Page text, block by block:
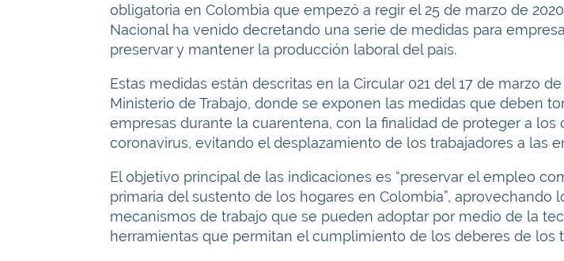
obligatoria en Colombia que empezó a regir el 25 de marzo de
Nacional ha venido decretando una serie de medidas para
preservar y mantener la producción laboral del país.
Estas medidas están descritas en la Circular 021 del 17 de marzo
Ministerio de Trabajo, donde se exponen las medidas que deben
empresas durante la cuarentena, con la finalidad de proteger a los
coronavirus, evitando el desplazamiento de los trabajadores a las
El objetivo principal de las indicaciones es “preservar el empleo
primaria del sustento de los hogares en Colombia”, aprovechando
mecanismos de trabajo que se pueden adoptar por medio de la
herramientas que permitan el cumplimiento de los deberes de los